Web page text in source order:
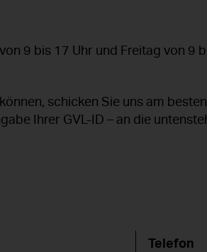
9 bis 17 Uhr und Freitag von 9
schicken Sie uns am
Ihrer GVL-ID – an die
Telefon